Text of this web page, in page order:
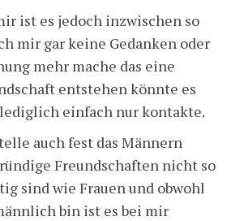
ist es jedoch inzwischen so
mir gar keine Gedanken oder
mehr mache das eine
entstehen könnte es
einfach nur kontakte.
auch fest das Männern
Freundschaften nicht so
sind wie Frauen und obwohl
bin ist es bei mir